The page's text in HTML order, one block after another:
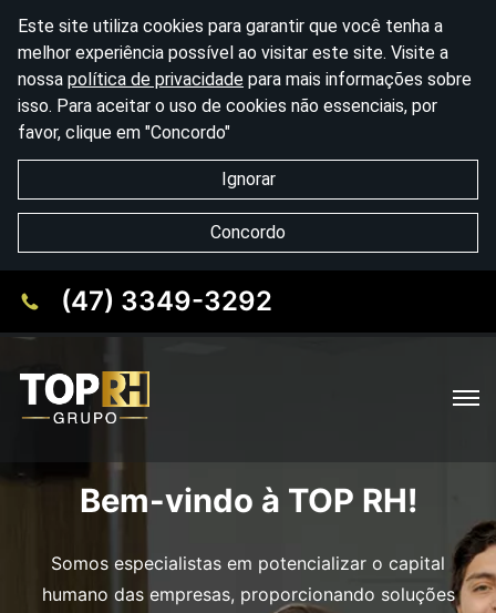
Este site utiliza cookies para garantir que você tenha a
melhor experiência possível ao visitar este site. Visite a
nossa política de privacidade para mais informações sobre
isso. Para aceitar o uso de cookies não essenciais, por
favor, clique em "Concordo"
Ignorar
Concordo
(47) 3349-3292
Bem-vindo à TOP RH!
Somos especialistas em potencializar o capital
humano das empresas, proporcionando soluções